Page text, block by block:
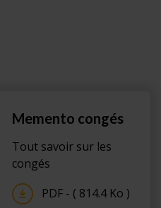
Memento congés
Tout savoir sur les
congés
PDF - ( 814.4 Ko )